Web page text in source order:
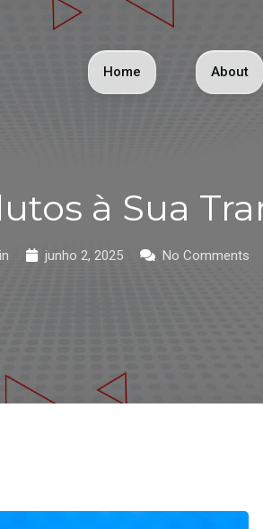
Home About
à Sua
junho 2, 2025 No Comments